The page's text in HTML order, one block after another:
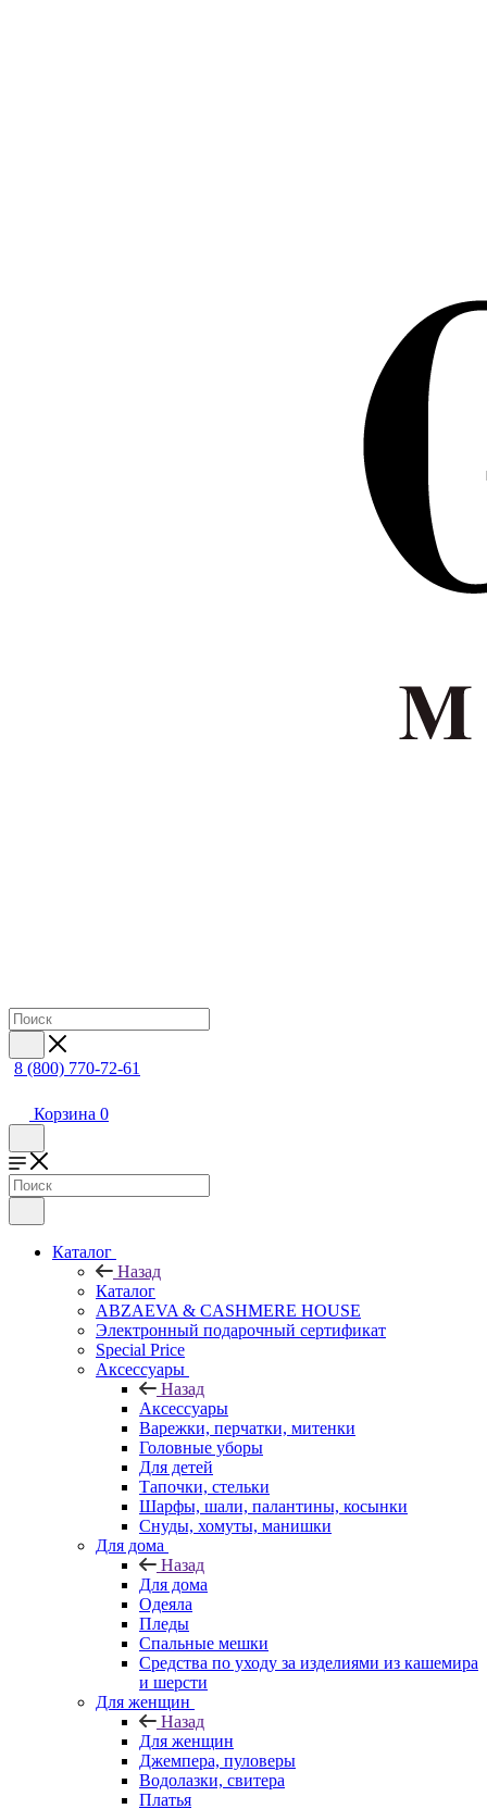
8 (800) 770-72-61
Корзина 0
Каталог
Назад
Каталог
ABZAEVA & CASHMERE HOUSE
Электронный подарочный сертификат
Special Price
Аксессуары
Назад
Аксессуары
Варежки, перчатки, митенки
Головные уборы
Для детей
Тапочки, стельки
Шарфы, шали, палантины, косынки
Снуды, хомуты, манишки
Для дома
Назад
Для дома
Одеяла
Пледы
Спальные мешки
Средства по уходу за изделиями из кашемира
и шерсти
Для женщин
Назад
Для женщин
Джемпера, пуловеры
Водолазки, свитера
Платья